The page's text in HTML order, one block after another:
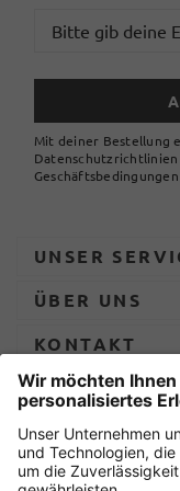
Mit deiner Bestellung
UNSER
ÜBER UNS
KONTAKT
ZAHLUNG